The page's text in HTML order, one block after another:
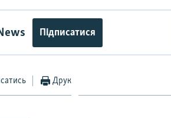
Підписатися
Друк